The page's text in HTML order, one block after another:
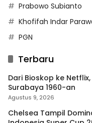
Prabowo Subianto
Khofifah Indar
PGN
Terbaru
Dari Bioskop ke
Surabaya 1960-an
Agustus 9, 2026
Chelsea Tampil